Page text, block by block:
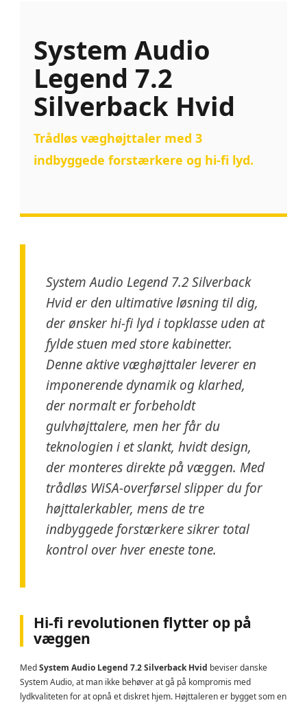
System Audio
Legend 7.2
Silverback Hvid
Trådløs væghøjttaler med 3
indbyggede forstærkere og hi-fi lyd.
System Audio Legend 7.2 Silverback
Hvid er den ultimative løsning til dig,
der ønsker hi-fi lyd i topklasse uden at
fylde stuen med store kabinetter.
Denne aktive væghøjttaler leverer en
imponerende dynamik og klarhed,
der normalt er forbeholdt
gulvhøjttalere, men her får du
teknologien i et slankt, hvidt design,
der monteres direkte på væggen. Med
trådløs WiSA-overførsel slipper du for
højttalerkabler, mens de tre
indbyggede forstærkere sikrer total
kontrol over hver eneste tone.
Hi-fi revolutionen flytter op på
væggen
MedSystem Audio Legend 7.2 Silverback Hvid beviser danske
System Audio, at man ikke behøver at gå på kompromis med
lydkvaliteten for at opnå et diskret hjem. Højttaleren er bygget som en